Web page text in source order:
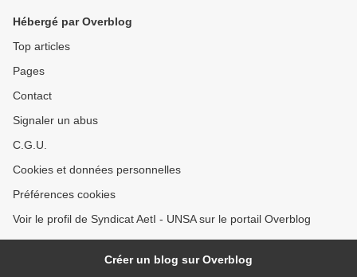
Hébergé par Overblog
Top articles
Pages
Contact
Signaler un abus
C.G.U.
Cookies et données personnelles
Préférences cookies
Voir le profil de Syndicat AetI - UNSA sur le portail Overblog
Créer un blog sur Overblog